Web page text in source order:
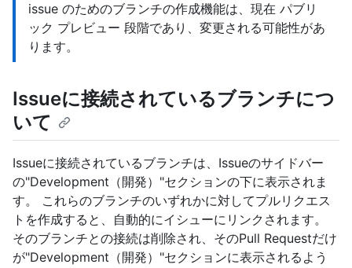
issue のためのブランチの作成機能は、現在 パブリ
ック プレビュー 段階であり、変更される可能性があ
ります。
Issueに接続されているブランチにつ
いて
Issueに接続されているブランチは、Issueのサイドバー
の"Development（開発）"セクションの下に表示されま
す。 これらのブランチのいずれかに対してプルリクエス
トを作成すると、自動的にイシューにリンクされます。
そのブランチとの接続は削除され、そのPull Requestだけ
が"Development（開発）"セクションに表示されるよう